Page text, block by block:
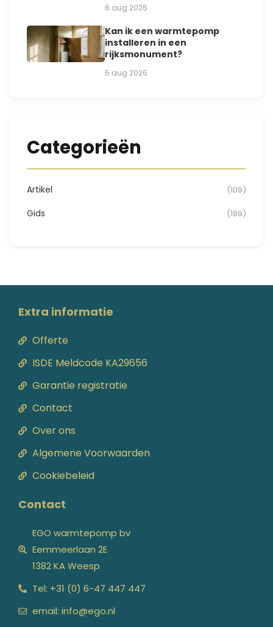
6 aug 2026
Kan ik een warmtepomp
installeren in een
rijksmonument?
5 aug 2026
Categorieën
Artikel (109)
Gids (189)
Extra informatie
Offerte
ISDE Meldcode KA29656
Garantie registratie
Contact
Over ons
Algemene Voorwaarden
Cookiebeleid
Contact
EGO warmtepomp bv
Eemmeerlaan 2E
1382 KA Weesp
Tel: +31 (0) 6-47 447 447
email: info@ego.nl